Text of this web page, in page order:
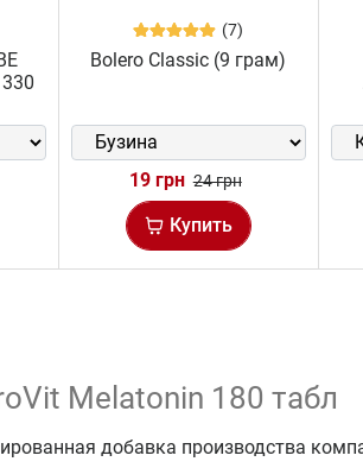
(7)
Bolero Classic (9 грам)
19 грн 24 грн
Купить
Melatonin 180 табл
добавка производства